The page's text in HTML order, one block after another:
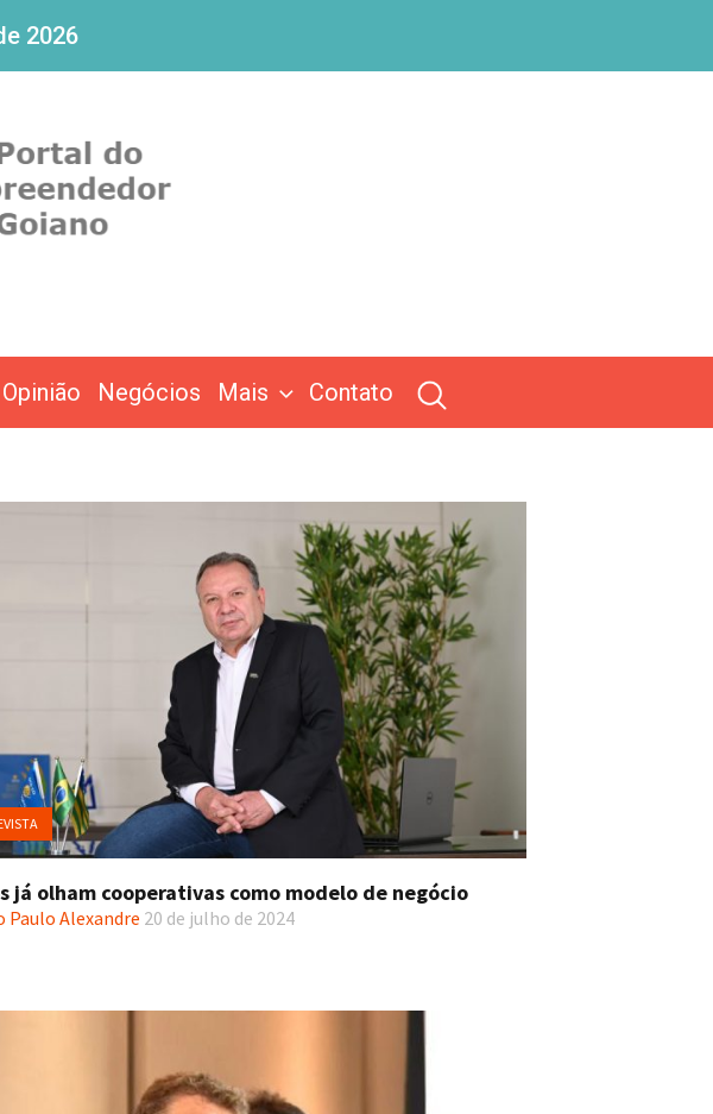
2026
Opinião Negócios Mais Contato
já olham cooperativas como modelo de negócio
Paulo Alexandre 20 de julho de 2024